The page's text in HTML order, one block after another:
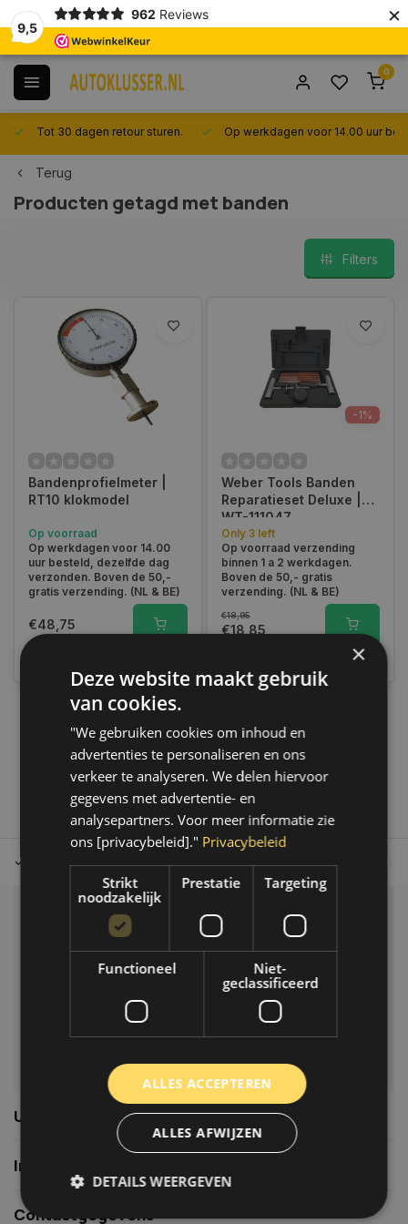
9,5
962 Reviews ×
0
Tot 30 dagen retour sturen. Op werkdagen voor 14.00 uur
Terug
Producten getagd met banden
Filters
Bandenprofielmeter |
RT10 klokmodel
Op voorraad
Op werkdagen voor 14.00
uur besteld, dezelfde dag
verzonden. Boven de 50,-
gratis verzending. (NL & BE)
€48,75
-1%
Weber Tools Banden
Reparatieset Deluxe |
WT-111047
Only 3 left
Op voorraad verzending
binnen 1 a 2 werkdagen.
Boven de 50,- gratis
verzending. (NL & BE)
€18,95
€18,85
1
Tot 30 dagen retour sturen. Op werkdagen voor 14.00 uur
Klantenservice
Veelgestelde vragen
06-39119169
info@autoklusser.nl
Usefull links
Informatie
Contactgegevens
×
Deze website maakt gebruik
van cookies.
"We gebruiken cookies om inhoud en
advertenties te personaliseren en ons
verkeer te analyseren. We delen hiervoor
gegevens met advertentie- en
analysepartners. Voor meer informatie zie
ons [privacybeleid]." Privacybeleid
Strikt
noodzakelijk
Prestatie Targeting
Functioneel
Niet-
geclassificeerd
ALLES ACCEPTEREN
ALLES AFWIJZEN
DETAILS WEERGEVEN